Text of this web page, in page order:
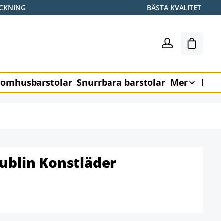
BÄSTA KVALITET
Snurrbara barstolar Mer
Konstläder